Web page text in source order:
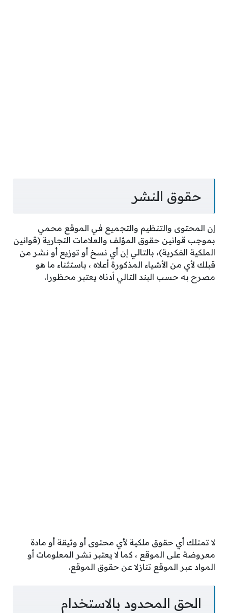
حقوق النشر
إن المحتوى والتنظيم والتجميع في الموقع محمي
بموجب قوانين حقوق المؤلف والعلامات التجارية (قوانين
الملكية الفكرية)، بالتالي إن أي نسخ أو توزيع أو نشر من
قبلك لأي من الأشياء المذكورة أعلاه ، باستثناء ما هو
مصرح به حسب البند التالي أدناه يعتبر محظورا.
لا تمتلك أي حقوق ملكية لأي محتوى أو وثيقة أو مادة
معروضة على الموقع ، كما لا يعتبر نشر المعلومات أو
المواد عبر الموقع تنازلا عن حقوق الموقع.
الحق المحدود بالاستخدام